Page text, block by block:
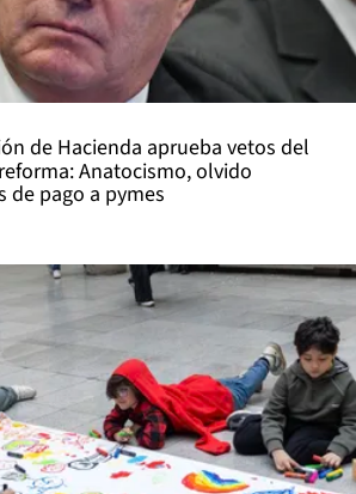
de Hacienda aprueba vetos del
Anatocismo, olvido
de pago a pymes